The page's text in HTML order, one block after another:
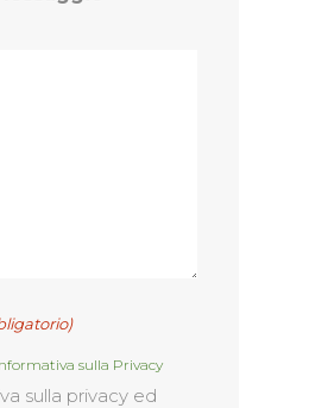
sulla Privacy
sulla privacy ed